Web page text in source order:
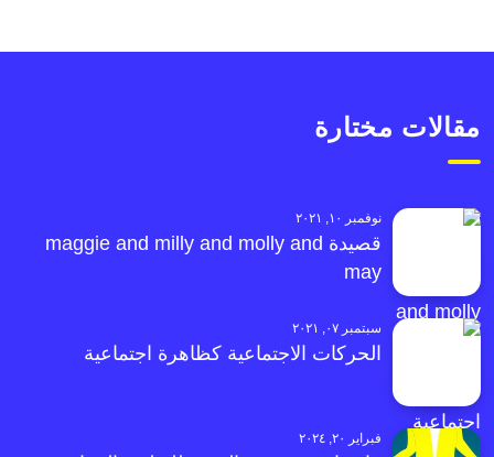
مقالات مختارة
نوفمبر ١٠, ٢٠٢١
قصيدة maggie and milly and molly and
may
سبتمبر ٠٧, ٢٠٢١
الحركات الاجتماعية كظاهرة اجتماعية
فبراير ٢٠, ٢٠٢٤